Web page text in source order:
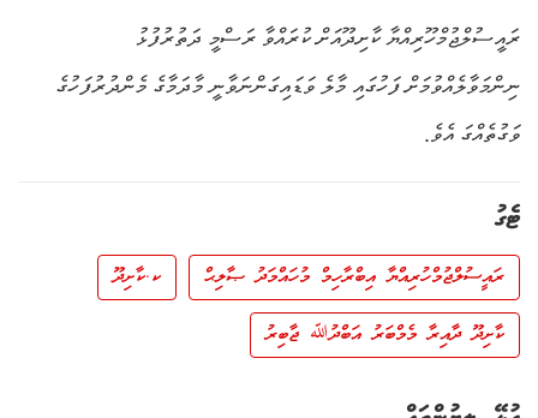
ރައީސުލްޖުމްހޫރިއްޔާ ކާށިދޫއަށް ކުރައްވާ ރަސްމީ ދަތުރުފުޅު
ނިންމަވާލެއްވުމަށް ފަހުގައި މާލެ ވަޑައިގަންނަވާނީ މާދަމާގެ މެންދުރުފަހުގެ
ވަގުތެއްގަ އެވެ.
ޓެގު
ރައީސުލްޖުމްހުރިއްޔާ އިބްރާހިމް މުހައްމަދު ޞާލިޙް
ކ.ކާށިދޫ
ކާށިދޫ ދާއިރާ މެމްބަރު އަބްދުﷲ ޖާބިރު